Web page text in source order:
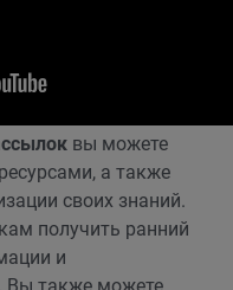
вы можете
а также
своих знаний.
получить ранний
и